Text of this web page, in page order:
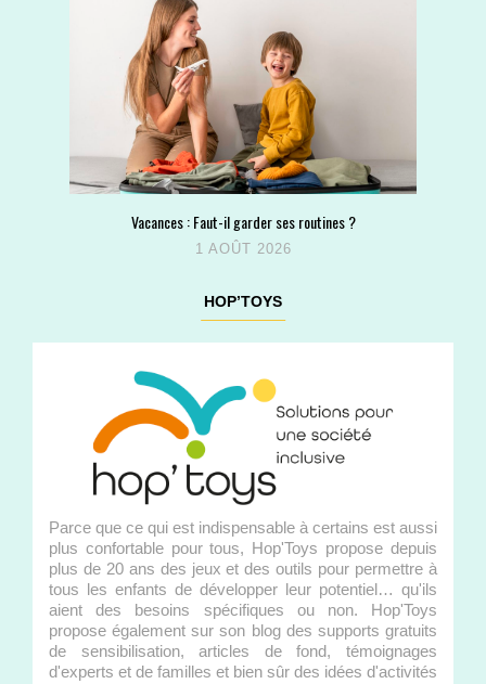
Vacances : Faut-il garder ses routines ?
1 AOÛT 2026
HOP’TOYS
Parce que ce qui est indispensable à certains est aussi
plus confortable pour tous, Hop'Toys propose depuis
plus de 20 ans des jeux et des outils pour permettre à
tous les enfants de développer leur potentiel… qu'ils
aient des besoins spécifiques ou non. Hop'Toys
propose également sur son blog des supports gratuits
de sensibilisation, articles de fond, témoignages
d'experts et de familles et bien sûr des idées d'activités